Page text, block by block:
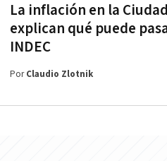
La inflación en la
explican qué puede
INDEC
PorClaudio Zlotnik